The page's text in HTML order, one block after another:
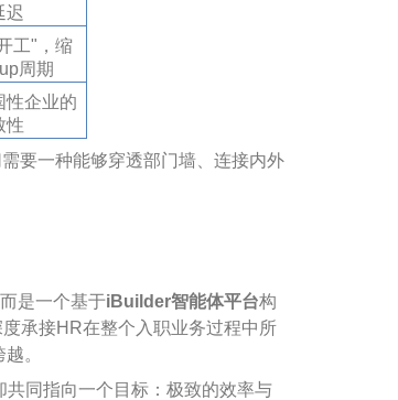
迟
工"，缩
周期
性企业的
性
要一种能够穿透部门墙、连接内外
是一个基于iBuilder智能体平台构
度承接HR在整个入职业务过程中所
。
同指向一个目标：极致的效率与